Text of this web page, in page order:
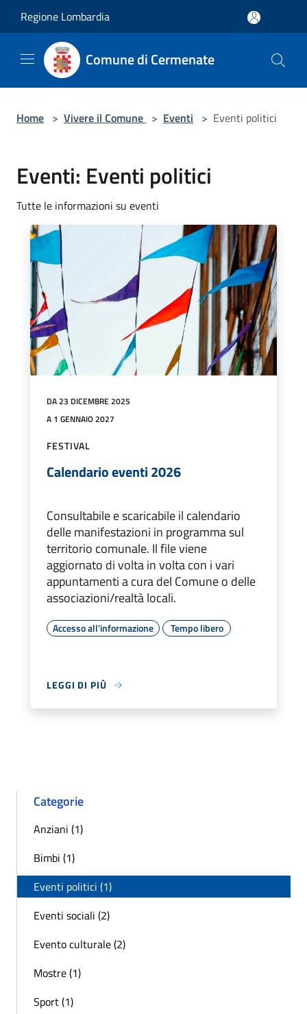
Regione Lombardia
Comune di Cermenate
Home > Vivere il Comune > Eventi > Eventi politici
Eventi: Eventi politici
Tutte le informazioni su eventi
DA 23 DICEMBRE 2025
A 1 GENNAIO 2027
FESTIVAL
Calendario eventi 2026
Consultabile e scaricabile il calendario
delle manifestazioni in programma sul
territorio comunale. Il file viene
aggiornato di volta in volta con i vari
appuntamenti a cura del Comune o delle
associazioni/realtà locali.
Accesso all'informazione Tempo libero
LEGGI DI PIÙ
Categorie
Anziani (1)
Bimbi (1)
Eventi politici (1)
Eventi sociali (2)
Evento culturale (2)
Mostre (1)
Sport (1)